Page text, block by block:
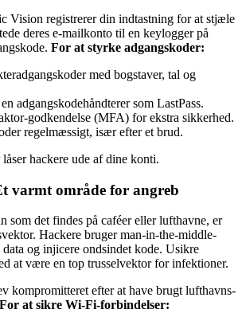
Vision registrerer din indtastning for at stjæle
deres e-mailkonto til en keylogger på
For at styrke adgangskoder:
med bogstaver, tal og
adgangskodehåndterer som LastPass.
godkendelse (MFA) for ekstra sikkerhed.
regelmæssigt, især efter et brud.
hackere ude af dine konti.
varmt område for angreb
som det findes på caféer eller lufthavne, er
Hackere bruger man-in-the-middle-
data og injicere ondsindet kode. Usikre
at være en top trusselvektor for infektioner.
kompromitteret efter at have brugt lufthavns-
For at sikre Wi-Fi-forbindelser: